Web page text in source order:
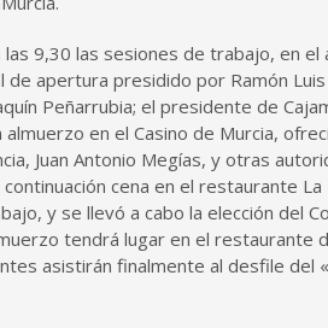
9,30 las sesiones de trabajo, en
apertura presidido por Ramón
Peñarrubia; el presidente de
en el Casino de Murcia,
Juan Antonio Megías, y otras
cena en el restaurante
y se llevó a cabo la elección del
tendrá lugar en el restaurante
asistirán finalmente al desfile del